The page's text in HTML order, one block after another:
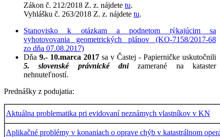
Zákon č. 212/2018 Z. z. nájdete tu.
Vyhlášku č. 263/2018 Z. z. nájdete tu.
Stanovisko k otázkam a podnetom týkajúcim sa
vyhotovovania geometrických plánov (KO-7158/2017-68
zo dňa 07.08.2017)
Dňa 9.- 10.marca 2017 sa v Častej - Papierničke uskutočnili
5. slovenské právnické
dnizamerané na kataster
nehnuteľností.
Prednášky z podujatia:
Aktuálna problematika pri evidovaní neznámych vlastníkov v KN
Aplikačné problémy v konaniach o oprave chýb v katastrálnom